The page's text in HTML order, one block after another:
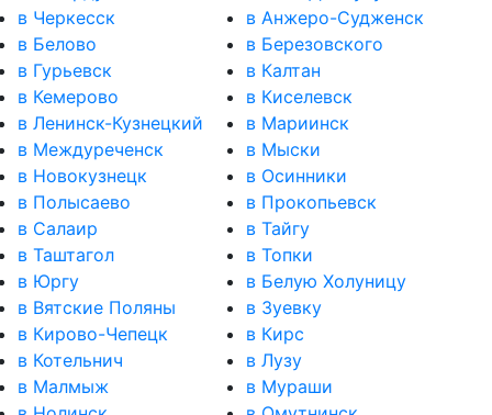
в Черкесск
в Анжеро-Судженск
в Белово
в Березовского
в Гурьевск
в Калтан
в Кемерово
в Киселевск
в Ленинск-Кузнецкий
в Мариинск
в Междуреченск
в Мыски
в Новокузнецк
в Осинники
в Полысаево
в Прокопьевск
в Салаир
в Тайгу
в Таштагол
в Топки
в Юргу
в Белую Холуницу
в Вятские Поляны
в Зуевку
в Кирово-Чепецк
в Кирс
в Котельнич
в Лузу
в Малмыж
в Мураши